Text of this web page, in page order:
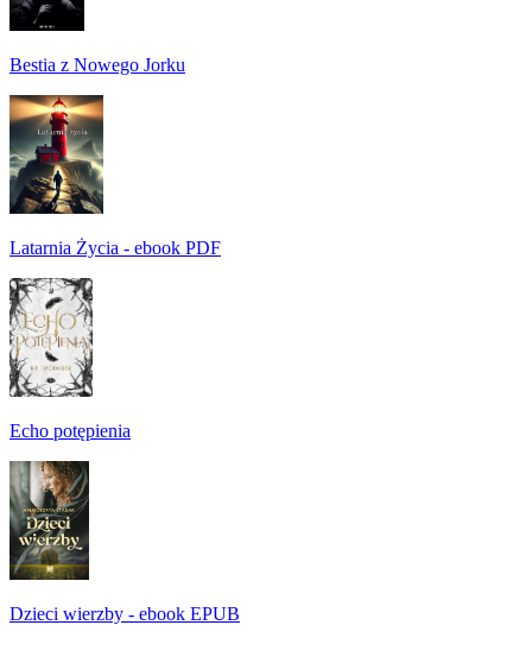
Bestia z Nowego Jorku
Latarnia Życia - ebook PDF
Echo potępienia
Dzieci wierzby - ebook EPUB